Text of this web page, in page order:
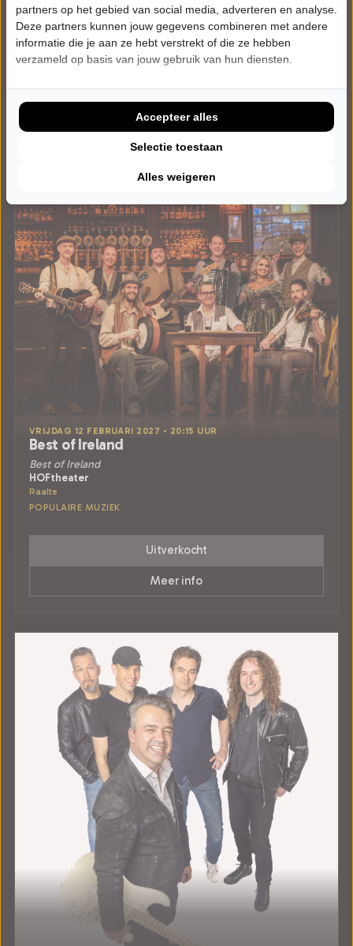
Laatste Tickets
Meer info
VRIJDAG 12 FEBRUARI 2027 • 20:15 UUR
Best of Ireland
Best of Ireland
HOFtheater
Raalte
POPULAIRE MUZIEK
Uitverkocht
Meer info
partners op het gebied van social media, adverteren en analyse.
Deze partners kunnen jouw gegevens combineren met andere
informatie die je aan ze hebt verstrekt of die ze hebben
verzameld op basis van jouw gebruik van hun diensten.
Alles weigeren
Selectie toestaan
Accepteer alles